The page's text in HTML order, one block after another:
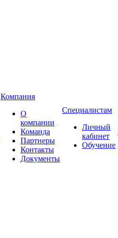
Компания
О
компании
Команда
Партнеры
Контакты
Документы
Специалистам
Личный
кабинет
Обучение